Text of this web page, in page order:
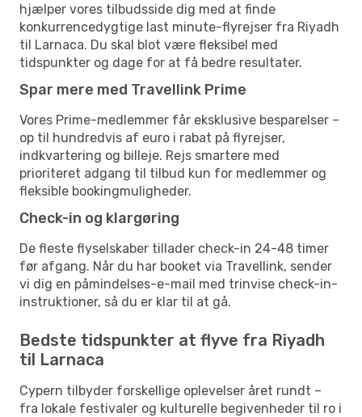
hjælper vores tilbudsside dig med at finde
konkurrencedygtige last minute-flyrejser fra Riyadh
til Larnaca. Du skal blot være fleksibel med
tidspunkter og dage for at få bedre resultater.
Spar mere med Travellink Prime
Vores Prime-medlemmer får eksklusive besparelser –
op til hundredvis af euro i rabat på flyrejser,
indkvartering og billeje. Rejs smartere med
prioriteret adgang til tilbud kun for medlemmer og
fleksible bookingmuligheder.
Check-in og klargøring
De fleste flyselskaber tillader check-in 24-48 timer
før afgang. Når du har booket via Travellink, sender
vi dig en påmindelses-e-mail med trinvise check-in-
instruktioner, så du er klar til at gå.
Bedste tidspunkter at flyve fra Riyadh
til Larnaca
Cypern tilbyder forskellige oplevelser året rundt –
fra lokale festivaler og kulturelle begivenheder til ro i